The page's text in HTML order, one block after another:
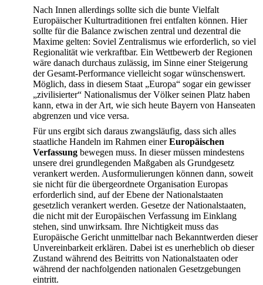
Nach Innen allerdings sollte sich die bunte Vielfalt
Europäischer Kulturtraditionen frei entfalten können. Hier
sollte für die Balance zwischen zentral und dezentral die
Maxime gelten: Soviel Zentralismus wie erforderlich, so viel
Regionalität wie verkraftbar. Ein Wettbewerb der Regionen
wäre danach durchaus zulässig, im Sinne einer Steigerung
der Gesamt-Performance vielleicht sogar wünschenswert.
Möglich, dass in diesem Staat „Europa“ sogar ein gewisser
„zivilisierter“ Nationalismus der Völker seinen Platz haben
kann, etwa in der Art, wie sich heute Bayern von Hanseaten
abgrenzen und vice versa.
Für uns ergibt sich daraus zwangsläufig, dass sich alles
staatliche Handeln im Rahmen einerEuropäischen
Verfassung bewegen muss. In dieser müssen mindestens
unsere drei grundlegenden Maßgaben als Grundgesetz
verankert werden. Ausformulierungen können dann, soweit
sie nicht für die übergeordnete Organisation Europas
erforderlich sind, auf der Ebene der Nationalstaaten
gesetzlich verankert werden. Gesetze der Nationalstaaten,
die nicht mit der Europäischen Verfassung im Einklang
stehen, sind unwirksam. Ihre Nichtigkeit muss das
Europäische Gericht unmittelbar nach Bekanntwerden dieser
Unvereinbarkeit erklären. Dabei ist es unerheblich ob dieser
Zustand während des Beitritts von Nationalstaaten oder
während der nachfolgenden nationalen Gesetzgebungen
eintritt.